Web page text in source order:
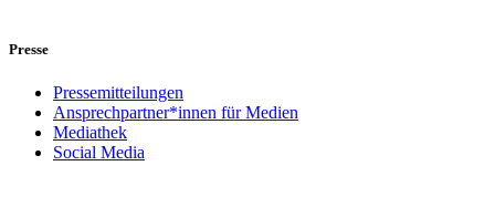
Presse
Pressemitteilungen
Ansprechpartner*innen für Medien
Mediathek
Social Media